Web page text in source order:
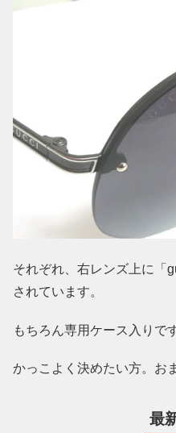
それぞれ、右レンズ上に「
されています。
もちろん専用ケース入りで
かっこよく決めたい方。お
最